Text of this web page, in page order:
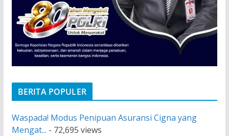
BERITA POPULER
Waspada! Modus Penipuan Asuransi Cigna yang
Mengat... - 72,695 views